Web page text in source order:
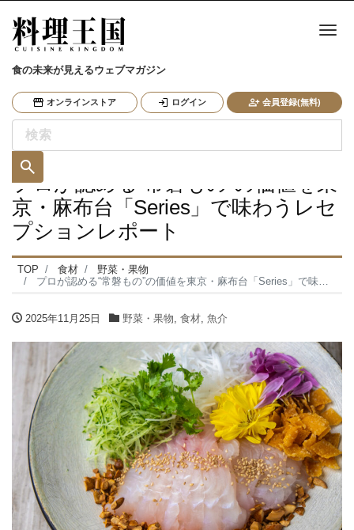
食の未来が見えるウェブマガジン
オンラインストア ログイン 会員登録(無料)
ナ
プロが認める“常磐もの”の価値を東
京・麻布台「Series」で味わうレセ
プションレポート
TOP 食材
野菜・果物
プロが認める“常磐もの”の価値を東京・麻布台「Series」で味わうレセプションレポート
2025年11月25日 野菜・果物, 食材, 魚介